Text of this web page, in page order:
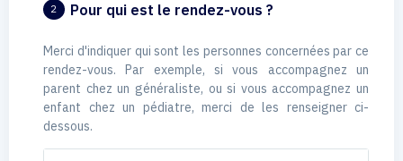
2 Pour qui est le rendez-vous ?
Merci d'indiquer qui sont les personnes concernées par ce
rendez-vous. Par exemple, si vous accompagnez un
parent chez un généraliste, ou si vous accompagnez un
enfant chez un pédiatre, merci de les renseigner ci-
dessous.